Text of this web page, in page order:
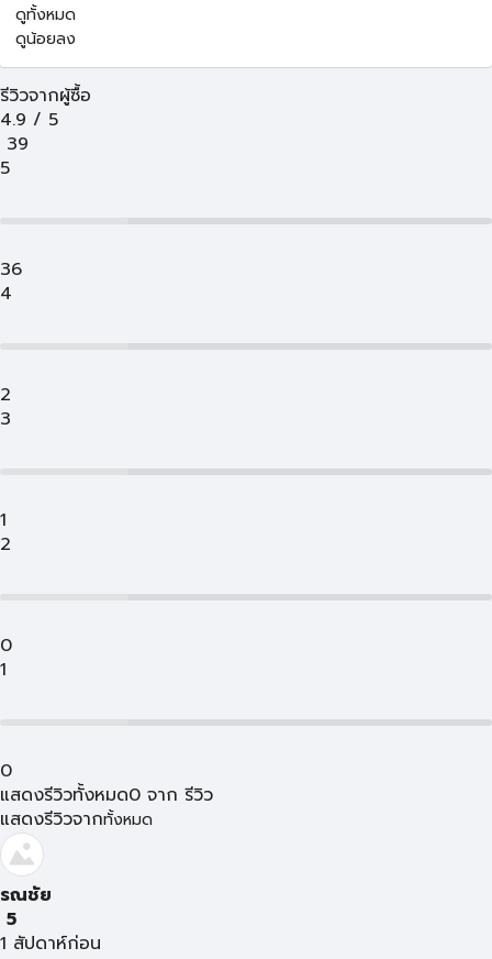
ดูทั้งหมด
ดูน้อยลง
รีวิวจากผู้ซื้อ
4.9 / 5
39
5
36
4
2
3
1
2
0
1
0
แสดงรีวิวทั้งหมด0 จาก รีวิว
แสดงรีวิวจากทั้งหมด
รณชัย
5
1 สัปดาห์ก่อน